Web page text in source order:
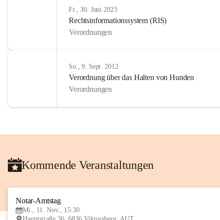
Fr., 30. Juni 2023
Rechtsinformationssystem (RIS)
Verordnungen
So., 9. Sept. 2012
Verordnung über das Halten von Hunden
Verordnungen
Kommende Veranstaltungen
Notar-Amtstag
Mi., 11. Nov., 15:30